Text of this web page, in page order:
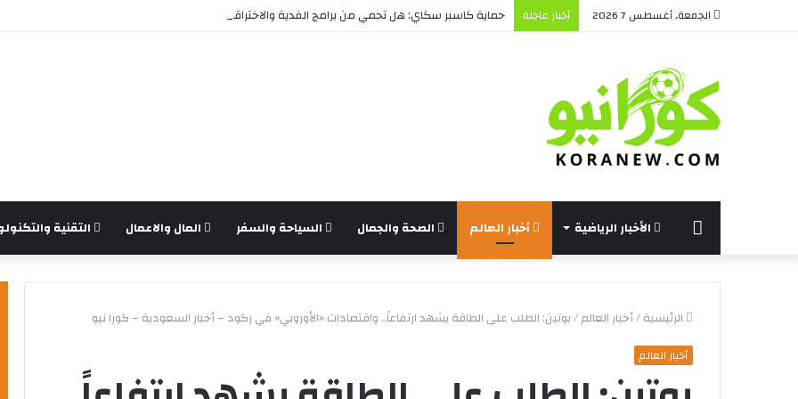
الجمعة, أغسطس 7 2026 أخبار عاجلة حماية كاسبر سكاي: هل تحمي من برامج الفدية والاختراقات الحديثة؟
الرئيسة الأخبار الرياضية أخبار العالم الصحة والجمال السياحة والسفر المال والاعمال التقنية
الرئيسية/أخبار العالم/بوتين: الطلب على الطاقة يشهد ارتفاعاً.. واقتصادات «الأوروبي» في ركود – أخبار السعودية – كورا نيو
أخبار العالم